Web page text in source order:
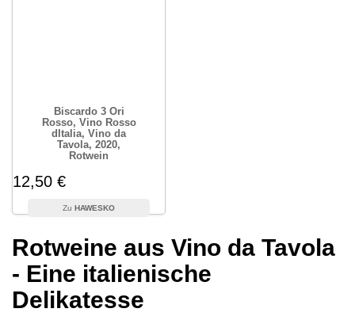
Biscardo 3 Ori
Rosso, Vino Rosso
dItalia, Vino da
Tavola, 2020,
Rotwein
12,50 €
HAWESKO
Rotweine aus Vino da Tavola
- Eine italienische
Delikatesse